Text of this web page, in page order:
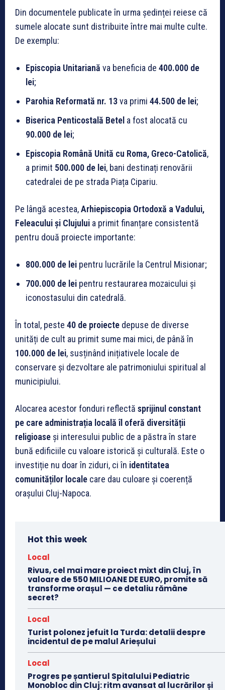
Din documentele publicate în urma ședinței reiese că
sumele alocate sunt distribuite între mai multe culte.
De exemplu:
Episcopia Unitariană va beneficia de 400.000 de
lei;
Parohia Reformată nr. 13va primi 44.500 de lei;
Biserica Penticostală Betel a fost alocată cu
90.000 de lei;
Episcopia Română Unită cu Roma, Greco-Catolică,
a primit 500.000 de lei, bani destinați renovării
catedralei de pe strada Piața Cipariu.
Pe lângă acestea,Arhiepiscopia Ortodoxă a Vadului,
Feleacului și Clujului a primit finanțare consistentă
pentru două proiecte importante:
800.000 de lei pentru lucrările la Centrul Misionar;
700.000 de lei pentru restaurarea mozaicului și
iconostasului din catedrală.
În total, peste 40 de proiecte depuse de diverse
unități de cult au primit sume mai mici, de până în
100.000 de lei, susținând inițiativele locale de
conservare și dezvoltare ale patrimoniului spiritual al
municipiului.
Alocarea acestor fonduri reflectă sprijinul constant
pe care administrația locală îl oferă diversității
religioase și interesului public de a păstra în stare
bună edificiile cu valoare istorică și culturală. Este o
investiție nu doar în ziduri, ci în identitatea
comunităților locale care dau culoare și coerență
orașului Cluj-Napoca.
Hot this week
Local
Rivus, cel mai mare proiect mixt din Cluj, în
valoare de 550 MILIOANE DE EURO, promite să
transforme orașul — ce detaliu rămâne
secret?
Local
Turist polonez jefuit la Turda: detalii despre
incidentul de pe malul Arieșului
Local
Progres pe șantierul Spitalului Pediatric
Monobloc din Cluj: ritm avansat al lucrărilor și